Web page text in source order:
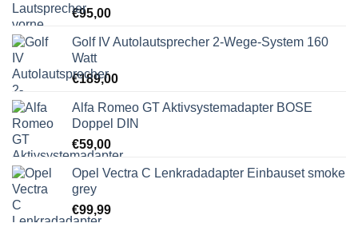
€95,00
Golf IV Autolautsprecher 2-Wege-System 160
Watt
€189,00
Alfa Romeo GT Aktivsystemadapter BOSE
Doppel DIN
€59,00
Opel Vectra C Lenkradadapter Einbauset smoke
grey
€99,99